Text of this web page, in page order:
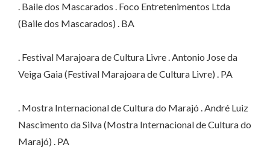
. Baile dos Mascarados . Foco Entretenimentos Ltda
(Baile dos Mascarados) . BA
. Festival Marajoara de Cultura Livre . Antonio Jose da
Veiga Gaia (Festival Marajoara de Cultura Livre) . PA
. Mostra Internacional de Cultura do Marajó . André Luiz
Nascimento da Silva (Mostra Internacional de Cultura do
Marajó) . PA